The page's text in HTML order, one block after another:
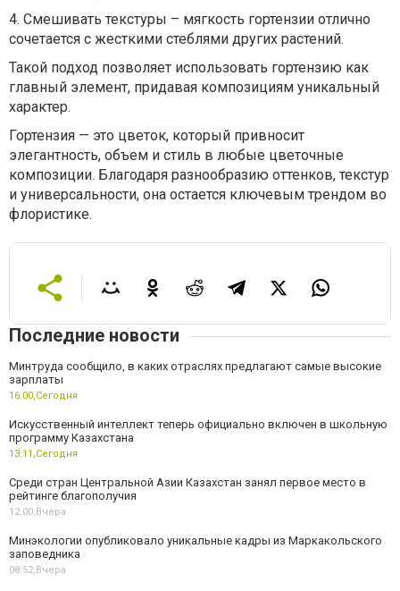
4. Смешивать текстуры – мягкость гортензии отлично
сочетается с жесткими стеблями других растений.
Такой подход позволяет использовать гортензию как
главный элемент, придавая композициям уникальный
характер.
Гортензия — это цветок, который привносит
элегантность, объем и стиль в любые цветочные
композиции. Благодаря разнообразию оттенков, текстур
и универсальности, она остается ключевым трендом во
флористике.
Последние новости
Минтруда сообщило, в каких отраслях предлагают самые высокие
зарплаты
16:00,Сегодня
Искусственный интеллект теперь официально включен в школьную
программу Казахстана
13:11,Сегодня
Среди стран Центральной Азии Казахстан занял первое место в
рейтинге благополучия
12:00,Вчера
Минэкологии опубликовало уникальные кадры из Маркакольского
заповедника
08:52,Вчера